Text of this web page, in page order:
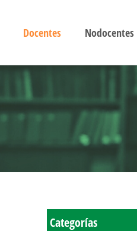
Docentes Nodocentes
Categorías